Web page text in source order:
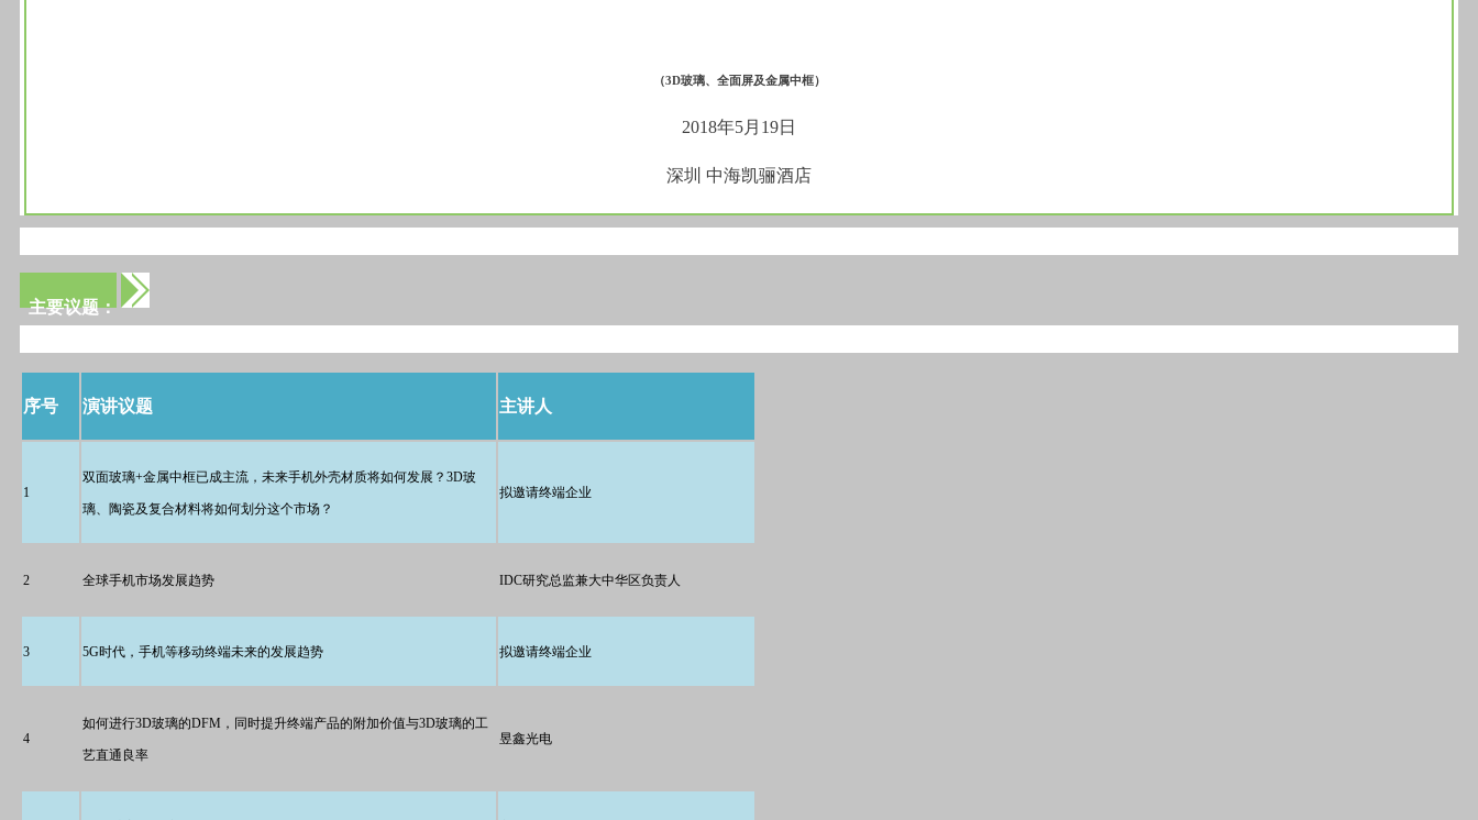
（3D玻璃、全面屏及金属中框）
2018年5月19日
深圳 中海凯骊酒店
主要议题：
序号 演讲议题 主讲人
1
双面玻璃+金属中框已成主流，未来手机外壳材质将如何发展？ 3D玻
璃、陶瓷及复合材料将如何划分这个市场？
拟邀请终端企业
2 全球手机市场发展趋势 IDC研究总监兼大中华区负责人
3 5G时代，手机等移动终端未来的发展趋势 拟邀请终端企业
4
如何进行3D玻璃的DFM，同时提升终端产品的附加价值与3D玻璃的工
艺直通良率
昱鑫光电